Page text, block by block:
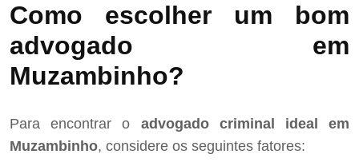
Como escolher um bom
advogado em
Muzambinho?
Para encontrar o advogado criminal ideal em
Muzambinho, considere os seguintes fatores: